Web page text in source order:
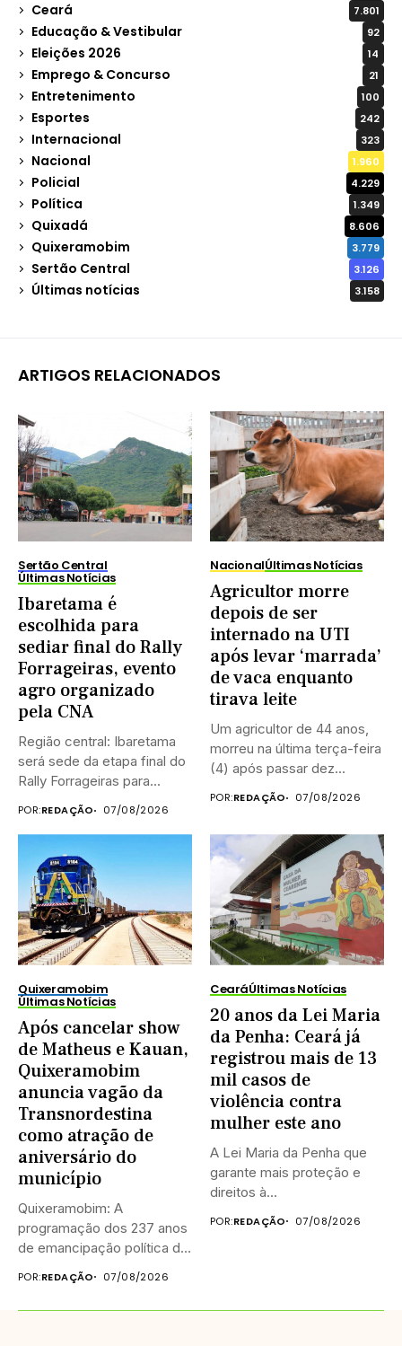
Ceará 7.801
Educação & Vestibular 92
Eleições 2026 14
Emprego & Concurso 21
Entretenimento 100
Esportes 242
Internacional 323
Nacional 1.960
Policial 4.229
Política 1.349
Quixadá 8.606
Quixeramobim 3.779
Sertão Central 3.126
Últimas notícias 3.158
ARTIGOS RELACIONADOS
Sertão Central
Últimas Notícias
Ibaretama é
escolhida para
sediar final do Rally
Forrageiras, evento
agro organizado
pela CNA
Região central: Ibaretama
será sede da etapa final do
Rally Forrageiras para...
POR:REDAÇÃO 07/08/2026
NacionalÚltimas Notícias
Agricultor morre
depois de ser
internado na UTI
após levar ‘marrada’
de vaca enquanto
tirava leite
Um agricultor de 44 anos,
morreu na última terça-feira
(4) após passar dez...
POR:REDAÇÃO 07/08/2026
Quixeramobim
Últimas Notícias
Após cancelar show
de Matheus e Kauan,
Quixeramobim
anuncia vagão da
Transnordestina
como atração de
aniversário do
município
Quixeramobim: A
programação dos 237 anos
de emancipação política de
POR:REDAÇÃO 07/08/2026
CearáÚltimas Notícias
20 anos da Lei Maria
da Penha: Ceará já
registrou mais de 13
mil casos de
violência contra
mulher este ano
A Lei Maria da Penha que
garante mais proteção e
direitos à...
POR:REDAÇÃO 07/08/2026